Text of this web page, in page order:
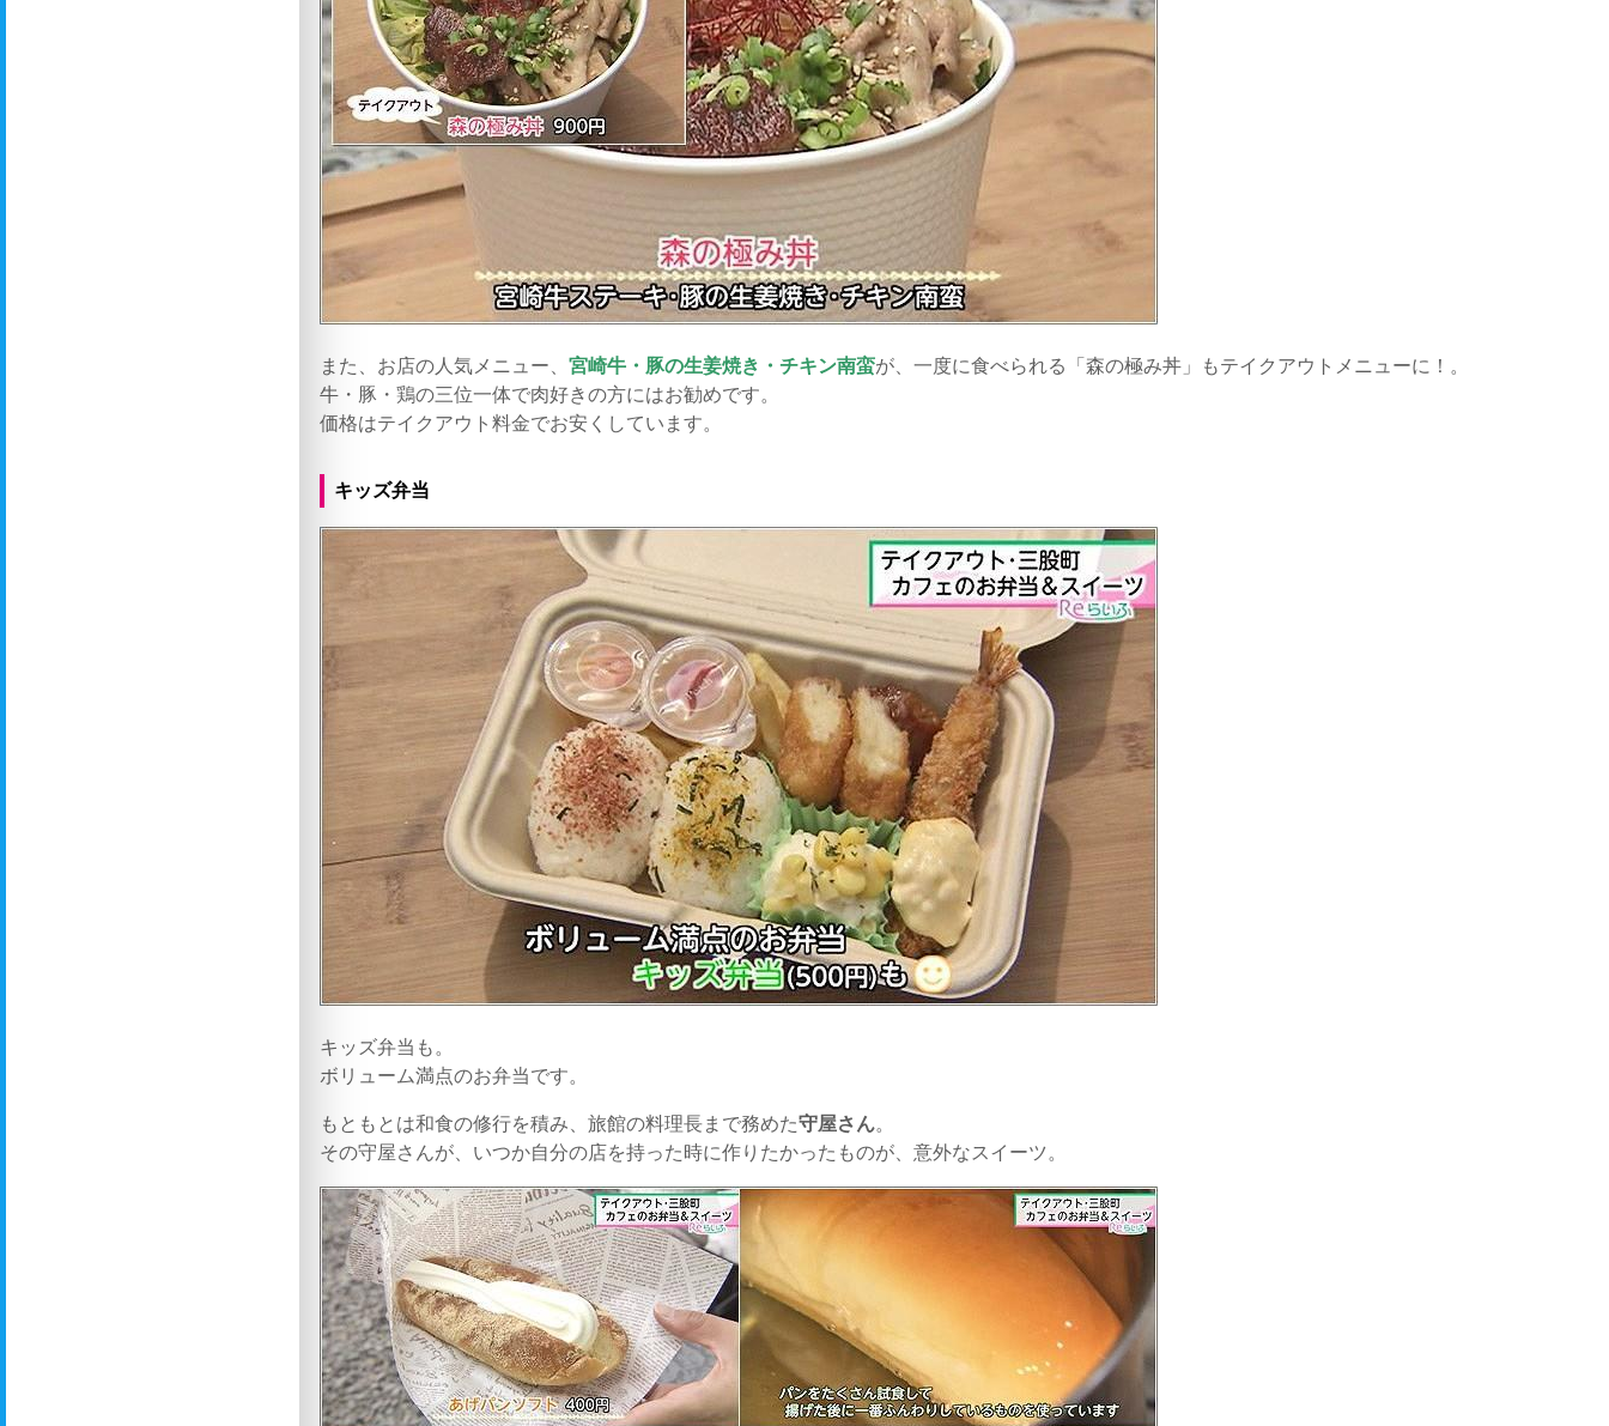
また、お店の人気メニュー、 宮崎牛・豚の生姜焼き・チキン南蛮が、一度に食べられる「森の極み丼」もテイクアウトメニューに！。
牛・豚・鶏の三位一体で肉好きの方にはお勧めです。
価格はテイクアウト料金でお安くしています。
キッズ弁当
キッズ弁当も。
ボリューム満点のお弁当です。
もともとは和食の修行を積み、旅館の料理長まで務めた守屋さん。
その守屋さんが、いつか自分の店を持った時に作りたかったものが、意外なスイーツ。